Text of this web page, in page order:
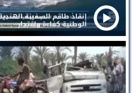
إنقاذ طاقم السفينة
الوطنية كفاءة واقتدار